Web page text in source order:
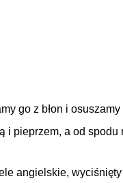
go z błon i
i pieprzem, a od
angielskie,